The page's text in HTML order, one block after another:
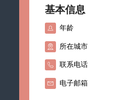
基本信息



